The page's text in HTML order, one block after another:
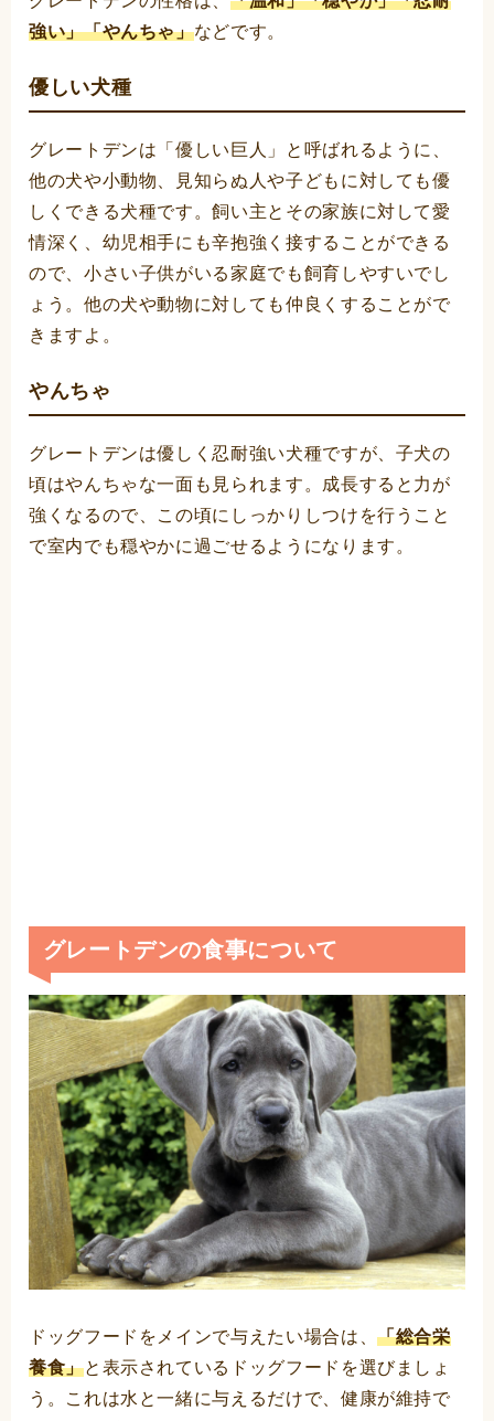
強い」「やんちゃ」などです。
優しい犬種
グレートデンは「優しい巨人」と呼ばれるように、
他の犬や小動物、見知らぬ人や子どもに対しても優
しくできる犬種です。飼い主とその家族に対して愛
情深く、幼児相手にも辛抱強く接することができる
ので、小さい子供がいる家庭でも飼育しやすいでし
ょう。他の犬や動物に対しても仲良くすることがで
きますよ。
やんちゃ
グレートデンは優しく忍耐強い犬種ですが、子犬の
頃はやんちゃな一面も見られます。成長すると力が
強くなるので、この頃にしっかりしつけを行うこと
で室内でも穏やかに過ごせるようになります。
グレートデンの食事について
ドッグフードをメインで与えたい場合は、「総合栄
養食」と表示されているドッグフードを選びましょ
う。これは水と一緒に与えるだけで、健康が維持で